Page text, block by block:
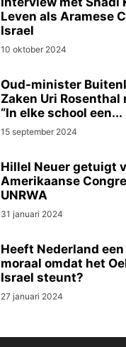
Leven als Aramese
Israel
10 oktober 2024
Oud-minister
Zaken Uri Rosenthal
“In elke school een...
15 september 2024
Hillel Neuer getuigt
Amerikaanse
UNRWA
31 januari 2024
Heeft Nederland
moraal omdat het
Israel steunt?
27 januari 2024